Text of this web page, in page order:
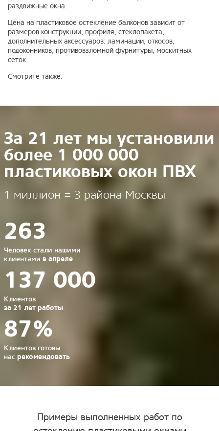
раздвижные окна.
Цена на пластиковое остекление балконов зависит от
размеров конструкции, профиля, стеклопакета,
дополнительных аксессуаров: ламинации, откосов,
подоконников, противовзломной фурнитуры, москитных
сеток.
Смотрите также:
За 21 лет мы установили
более 1 000 000
пластиковых окон ПВХ
1 миллион = 3 района Москвы
263
Человек стали нашими
клиентами в апреле
137 000
Клиентов
за 21 лет работы
87%
Клиентов готовы
нас рекомендовать
Примеры выполненных работ по